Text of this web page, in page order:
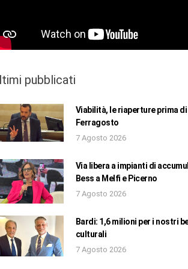
pubblicati
Viabilità, le riaperture prima di
Ferragosto
7 Agosto 2026
Via libera a impianti di
Bess a Melfi e Picerno
7 Agosto 2026
Bardi: 1,6 milioni per i nostri
culturali
7 Agosto 2026